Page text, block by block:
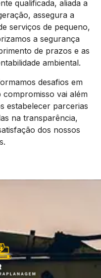
qualificada, aliada a
assegura a
serviços de pequeno,
a segurança
de prazos e as
ambiental.
desafios em
vai além
estabelecer parcerias
na transparência,
dos nossos